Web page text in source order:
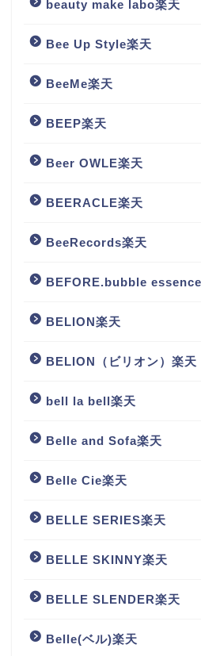
beauty make labo楽天
Bee Up Style楽天
BeeMe楽天
BEEP楽天
Beer OWLE楽天
BEERACLE楽天
BeeRecords楽天
BEFORE.bubble
BELION楽天
BELION（ビリオン）楽天
bell la bell楽天
Belle and Sofa楽天
Belle Cie楽天
BELLE SERIES楽天
BELLE SKINNY楽天
BELLE SLENDER楽天
Belle(ベル)楽天